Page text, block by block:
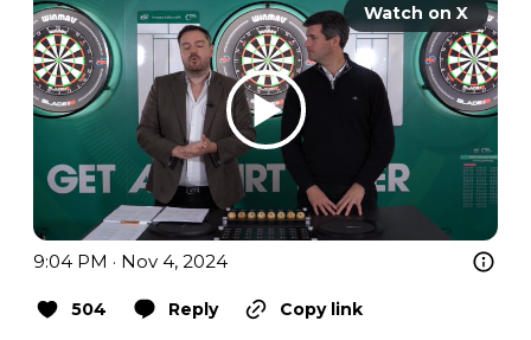
Watch on X
9:04 PM · Nov 4, 2024
504 Reply
Copy link